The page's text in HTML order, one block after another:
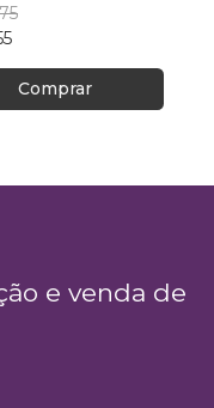
Comprar
e venda de